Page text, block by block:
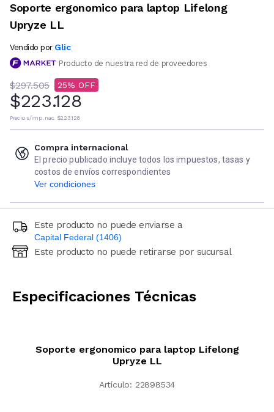
Soporte ergonomico para laptop Lifelong
Upryze LL
Vendido por Glic
Producto de nuestra red de proveedores
$297.505 25
$223.128
Precio s/imp. nac. $223.128
Compra internacional
El precio publicado incluye todos los impuestos, tasas y
costos de envíos correspondientes
Ver condiciones
Este producto no puede enviarse a
Capital Federal (1406)
Ingresá código postal (sólo números)
Este producto no puede retirarse por sucursal
Especificaciones Técnicas
Soporte ergonomico para laptop Lifelong
Upryze LL
Artículo: 22898534